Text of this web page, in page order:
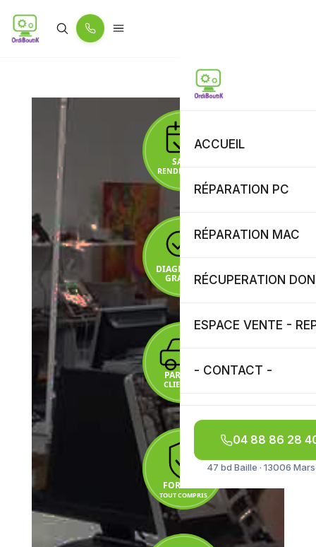
ACCUEIL
RÉPARATION PC
RÉPARATION MAC
RÉCUPERATION
ESPACE VENTE -
- CONTACT -
04 88 86 28
47 bd Baille · 13006